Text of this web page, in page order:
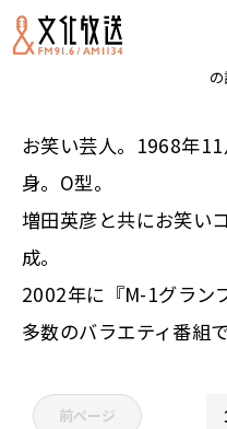
ますだ
お笑い芸人。1968年
身。O型。
増田英彦と共にお笑い
成。
2002年に『M-1グラン
多数のバラエティ番組
前ページ